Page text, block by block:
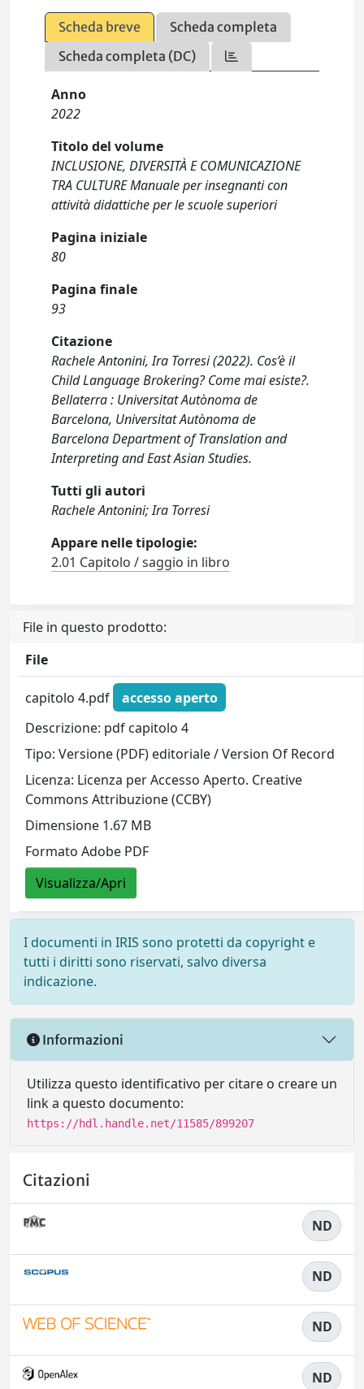
Scheda breve
Scheda completa
Scheda completa (DC)
Anno
2022
Titolo del volume
INCLUSIONE, DIVERSITÀ E COMUNICAZIONE
TRA CULTURE Manuale per insegnanti con
attività didattiche per le scuole superiori
Pagina iniziale
80
Pagina finale
93
Citazione
Rachele Antonini, Ira Torresi (2022). Cos’è il
Child Language Brokering? Come mai esiste?.
Bellaterra : Universitat Autònoma de
Barcelona, Universitat Autònoma de
Barcelona Department of Translation and
Interpreting and East Asian Studies.
Tutti gli autori
Rachele Antonini; Ira Torresi
Appare nelle tipologie:
2.01 Capitolo / saggio in libro
File in questo prodotto:
File
capitolo 4.pdf
accesso aperto
Descrizione: pdf capitolo 4
Tipo: Versione (PDF) editoriale / Version Of Record
Licenza: Licenza per Accesso Aperto. Creative
Commons Attribuzione (CCBY)
Dimensione 1.67 MB
Formato Adobe PDF
Visualizza/Apri
I documenti in IRIS sono protetti da copyright e
tutti i diritti sono riservati, salvo diversa
indicazione.
Informazioni
Utilizza questo identificativo per citare o creare un
link a questo documento:
https://hdl.handle.net/11585/899207
Citazioni
ND
ND
ND
ND